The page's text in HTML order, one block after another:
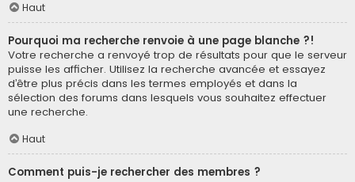
Haut
Pourquoi ma recherche renvoie à une page blanche ?!
Votre recherche a renvoyé trop de résultats pour que le serveur
puisse les afficher. Utilisez la recherche avancée et essayez
d’être plus précis dans les termes employés et dans la
sélection des forums dans lesquels vous souhaitez effectuer
une recherche.
Haut
Comment puis-je rechercher des membres ?